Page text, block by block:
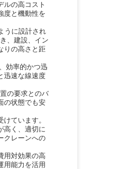
ルの高コスト
度と機動性を
うに設計され
、建設、イン
りの高さと距
効率的かつ迅
迅速な線速度
の要求とのバ
の状態でも安
ています。
高く、適切に
クレーンへの
用対効果の高
用能力を活用